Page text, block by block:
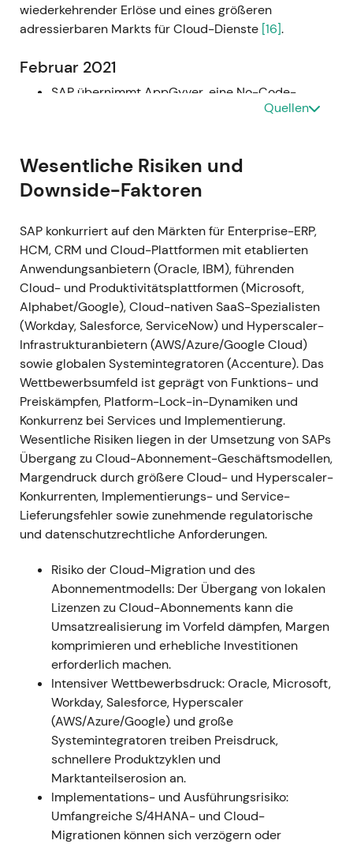
wiederkehrender Erlöse und eines größeren
adressierbaren Markts für Cloud-Dienste [16].
Februar 2021
SAP übernimmt AppGyver, eine No-Code-
Plattform, um die Low-Code/No-Code-
zu stärken [48]
Der Markt wertete dies als produktseitige
Kundenerweiterungen beschleunigen soll –
unterstützend für die Cloud-Migrationsthese.
Leichte positive Kursdynamik, Beitrag zur
laufenden Aufwärtsbewegung.
5. März 2021
SAP schließt die Übernahme von Signavio ab;
das Unternehmen wird in SAPs Business-
Process-Intelligence-Angebot und den RISE-
Stack integriert[49],[52].
Die zügige Umsetzung bestätigte die
Strategie; Investoren sahen das Gesamtpaket
als überzeugenden Anreiz für Kunden, den
Schritt in die S/4HANA-Cloud zu wagen.
Aufwärtstrend setzt sich fort, da die sichtbare
Umsetzung das Ausführungsrisiko minderte
[5],[49].
April 2021 (Q1 2021)
Vorläufige Q1-2021-Ergebnisse: Cloud-
Umsatzwachstum und Anhebung des Cloud-
Ausblicks; der aktuelle Cloud-
Auftragsbestand wächst, SAP erhöht die
Jahresprognose für das Cloud-Geschäft
Erste konkrete Belege dafür, dass
wiederkehrende Cloud-Erlöse zum
Wachstumsmotor werden; die Stimmung
drehte von Skepsis zu vorsichtigem
Optimismus hinsichtlich der SaaS-
Transformation.
Momentum-Phase, Fortsetzung des
Aufwärtstrends aus dem Jahresbeginn
Quellen
Wesentliche Risiken und
Downside-Faktoren
SAP konkurriert auf den Märkten für Enterprise-ERP,
HCM, CRM und Cloud-Plattformen mit etablierten
Anwendungsanbietern (Oracle, IBM), führenden
Cloud- und Produktivitätsplattformen (Microsoft,
Alphabet/Google), Cloud-nativen SaaS-Spezialisten
(Workday, Salesforce, ServiceNow) und Hyperscaler-
Infrastrukturanbietern (AWS/Azure/Google Cloud)
sowie globalen Systemintegratoren (Accenture). Das
Wettbewerbsumfeld ist geprägt von Funktions- und
Preiskämpfen, Platform-Lock-in-Dynamiken und
Konkurrenz bei Services und Implementierung.
Wesentliche Risiken liegen in der Umsetzung von SAPs
Übergang zu Cloud-Abonnement-Geschäftsmodellen,
Margendruck durch größere Cloud- und Hyperscaler-
Konkurrenten, Implementierungs- und Service-
Lieferungsfehler sowie zunehmende regulatorische
und datenschutzrechtliche Anforderungen.
Risiko der Cloud-Migration und des
Abonnementmodells: Der Übergang von lokalen
Lizenzen zu Cloud-Abonnements kann die
Umsatzrealisierung im Vorfeld dämpfen, Margen
komprimieren und erhebliche Investitionen
erforderlich machen.
Intensiver Wettbewerbsdruck: Oracle, Microsoft,
Workday, Salesforce, Hyperscaler
(AWS/Azure/Google) und große
Systemintegratoren treiben Preisdruck,
schnellere Produktzyklen und
Marktanteilserosion an.
Implementations- und Ausführungsrisiko:
Umfangreiche S/4HANA- und Cloud-
Migrationen können sich verzögern oder